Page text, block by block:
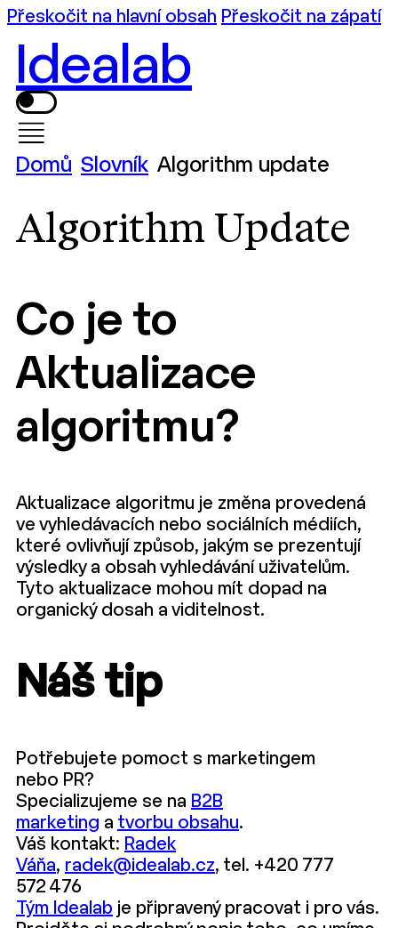
Přeskočit na hlavní obsah Přeskočit na zápatí
Idealab
Domů Slovník Algorithm update
Algorithm Update
Co je to
Aktualizace
algoritmu?
Aktualizace algoritmu je změna provedená
ve vyhledávacích nebo sociálních médiích,
které ovlivňují způsob, jakým se prezentují
výsledky a obsah vyhledávání uživatelům.
Tyto aktualizace mohou mít dopad na
organický dosah a viditelnost.
Náš tip
Potřebujete pomoct s marketingem
nebo PR?
Specializujeme se na B2B
marketing a tvorbu obsahu.
Váš kontakt: Radek
Váňa, radek@idealab.cz, tel. +420 777
572 476
Tým Idealab je připravený pracovat i pro vás.